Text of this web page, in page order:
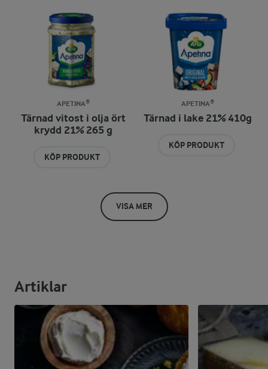
APETINA®
Tärnad vitost i olja ört
krydd 21% 265 g
KÖP PRODUKT
APETINA®
Tärnad i lake 21% 410g
KÖP PRODUKT
VISA MER
Artiklar